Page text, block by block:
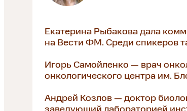
Екатерина Рыбакова дала
на Вести ФМ. Среди спикеров
Игорь Самойленко — врач
онкологического центра им.
Андрей Козлов — доктор